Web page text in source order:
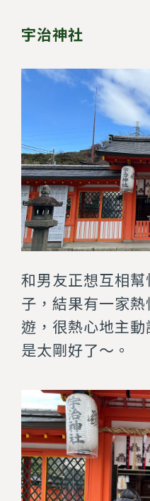
宇治神社
和男友正想互相
子，結果有一家
遊，很熱心地主
是太剛好了～。